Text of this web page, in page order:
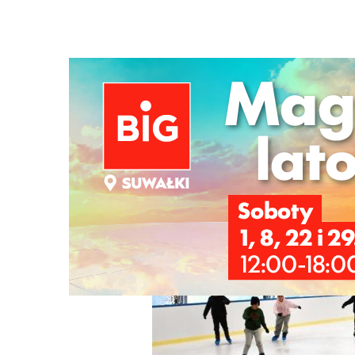
Ścieżka
nawigacyjna
Strona główna Z życia miasta /
Z ŻYCIA MIASTA 06/05/2026 / 3 Komentarzy
Modernizacja lodowiska - jedna oferta